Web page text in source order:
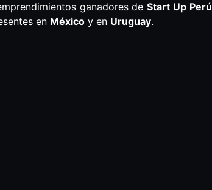
ganadores deStart Up Perú
en México y en Uruguay.